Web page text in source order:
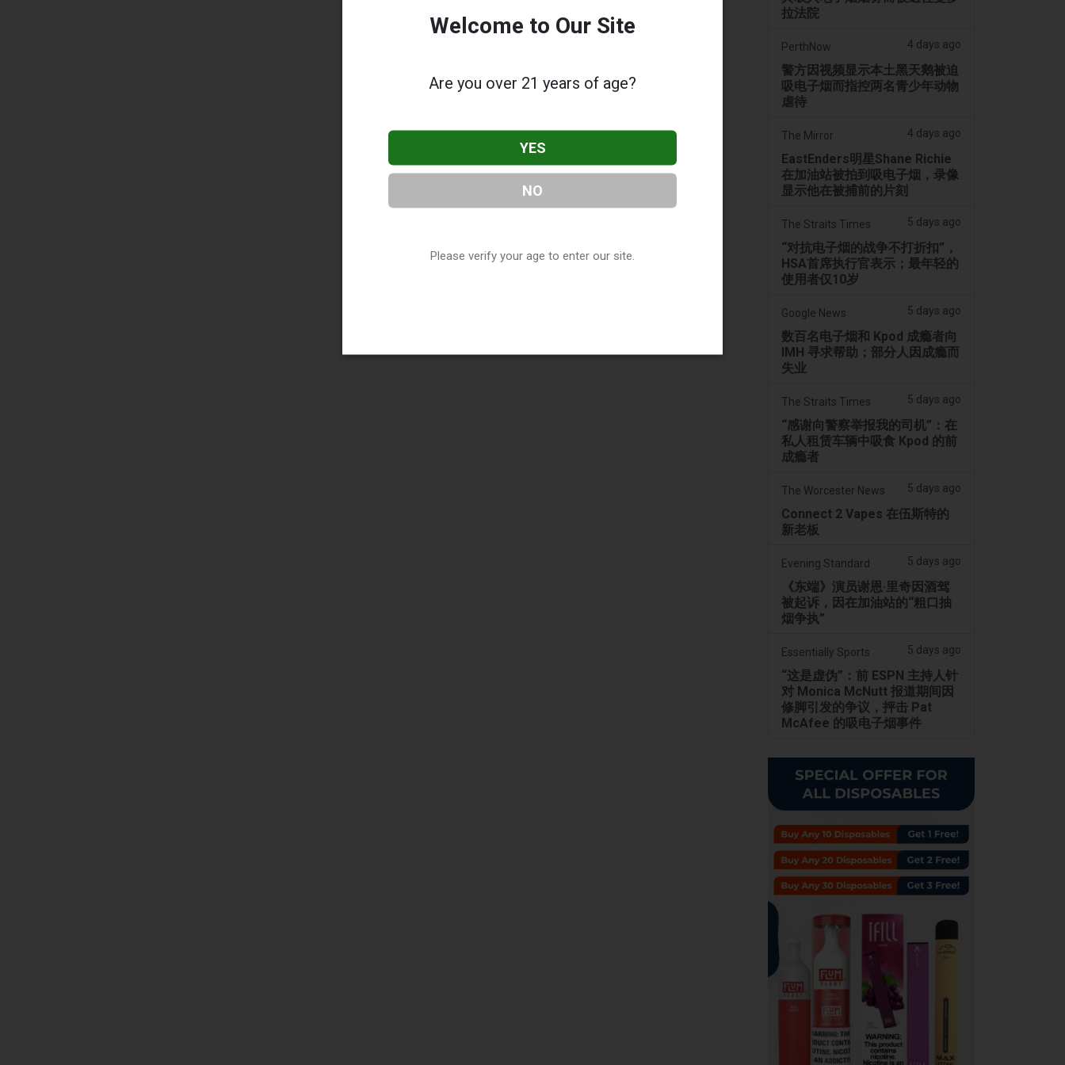
拉法院
PerthNow 4 days ago
警方因视频显示本土黑天鹅被迫
吸电子烟而指控两名青少年动物
虐待
The Mirror 4 days ago
EastEnders明星Shane Richie
在加油站被拍到吸电子烟，录像
显示他在被捕前的片刻
The Straits Times 5 days ago
“对抗电子烟的战争不打折扣”，
HSA首席执行官表示；最年轻的
使用者仅10岁
Google News 5 days ago
数百名电子烟和 Kpod 成瘾者向
IMH 寻求帮助；部分人因成瘾而
失业
The Straits Times 5 days ago
“感谢向警察举报我的司机”：在
私人租赁车辆中吸食 Kpod 的前
成瘾者
The Worcester News 5 days ago
Connect 2 Vapes 在伍斯特的
新老板
Evening Standard 5 days ago
《东端》演员谢恩·里奇因酒驾
被起诉，因在加油站的“粗口抽
烟争执”
Essentially Sports 5 days ago
“这是虚伪”：前 ESPN 主持人针
对 Monica McNutt 报道期间因
修脚引发的争议，抨击 Pat
McAfee 的吸电子烟事件
Welcome to Our Site
Are you over 21 years of age?
YES
NO
Please verify your age to enter our site.